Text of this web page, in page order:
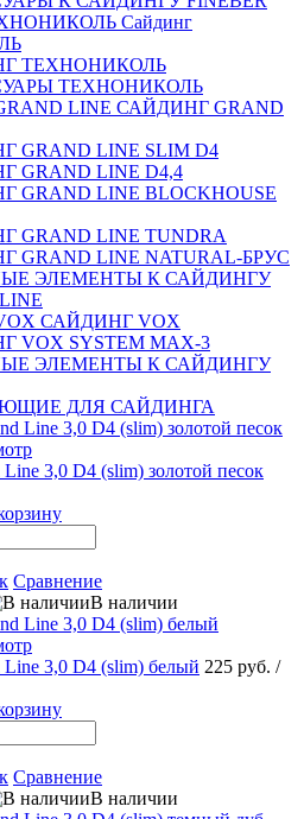
Сайдинг
ТЕХНОНИКОЛЬ
ТЕХНОНИКОЛЬ
САЙДИНГ GRAND
GRAND LINE SLIM D4
GRAND LINE D4,4
GRAND LINE BLOCKHOUSE
GRAND LINE TUNDRA
GRAND LINE NATURAL-БРУС
ЭЛЕМЕНТЫ К САЙДИНГУ
САЙДИНГ VOX
VOX SYSTEM MAX-3
ЭЛЕМЕНТЫ К САЙДИНГУ
ДЛЯ САЙДИНГА
3,0 D4 (slim) золотой песок
Сравнение
В наличии
3,0 D4 (slim) белый 225 руб. /
Сравнение
В наличии